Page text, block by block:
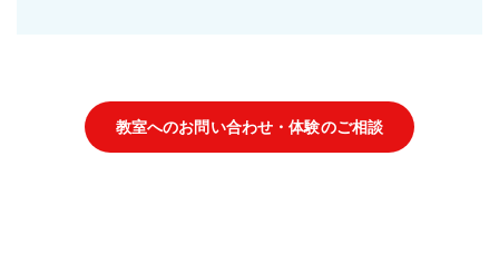
教室へのお問い合わせ・体験のご相談